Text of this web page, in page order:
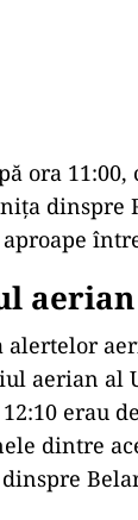
ora
dinspre
aerian al
erau
dintre